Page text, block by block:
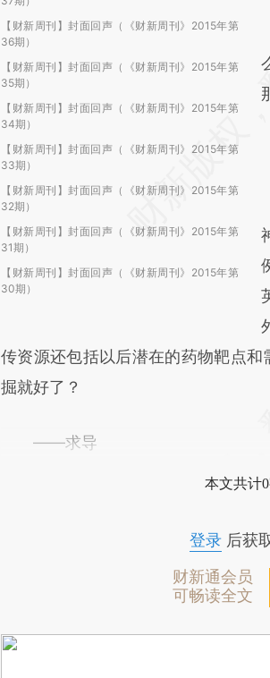
【财新周刊】封面回声（《财新周刊》2015年第
36期）
【财新周刊】封面回声（《财新周刊》2015年第
35期）
【财新周刊】封面回声（《财新周刊》2015年第
34期）
【财新周刊】封面回声（《财新周刊》2015年第
33期）
【财新周刊】封面回声（《财新周刊》2015年第
32期）
【财新周刊】封面回声（《财新周刊》2015年第
31期）
【财新周刊】封面回声（《财新周刊》2015年第
30期）
传资源还包括以后潜在的药物靶点
掘就好了？
——求导
本文共计
登录后获
财新通会员
可畅读全文